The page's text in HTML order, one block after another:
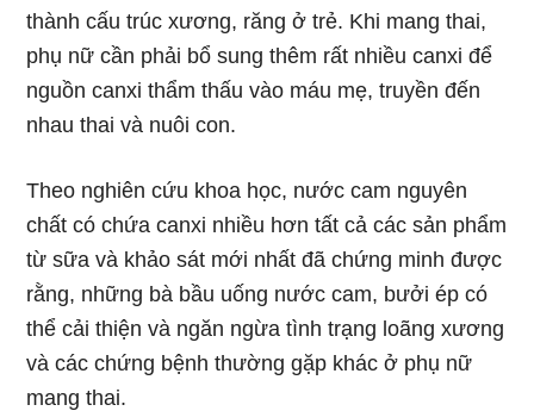
thành cấu trúc xương, răng ở trẻ. Khi mang thai,
phụ nữ cần phải bổ sung thêm rất nhiều canxi để
nguồn canxi thẩm thấu vào máu mẹ, truyền đến
nhau thai và nuôi con.
Theo nghiên cứu khoa học, nước cam nguyên
chất có chứa canxi nhiều hơn tất cả các sản phẩm
từ sữa và khảo sát mới nhất đã chứng minh được
rằng, những bà bầu uống nước cam, bưởi ép có
thể cải thiện và ngăn ngừa tình trạng loãng xương
và các chứng bệnh thường gặp khác ở phụ nữ
mang thai.